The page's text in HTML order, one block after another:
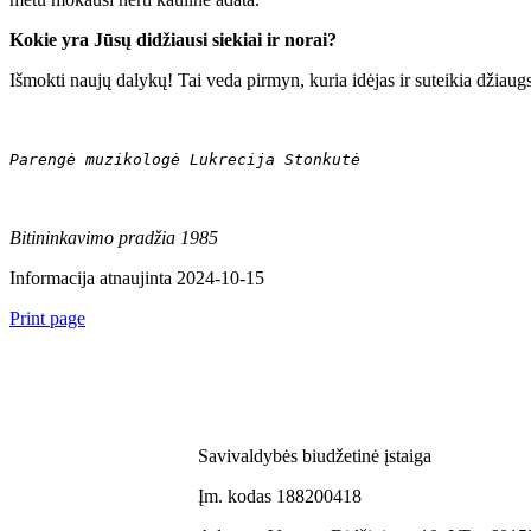
Kokie yra Jūsų didžiausi siekiai ir norai?
Išmokti naujų dalykų! Tai veda pirmyn, kuria idėjas ir suteikia
Parengė muzikologė Lukrecija Stonkutė
Bitininkavimo pradžia 1985
Informacija atnaujinta 2024-10-15
Print page
Savivaldybės biudžetinė įstaiga
Įm. kodas 188200418